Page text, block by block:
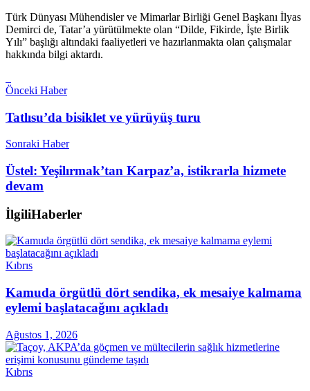
Türk Dünyası Mühendisler ve Mimarlar Birliği Genel Başkanı İlyas
Demirci de, Tatar’a yürütülmekte olan “Dilde, Fikirde, İşte Birlik
Yılı” başlığı altındaki faaliyetleri ve hazırlanmakta olan çalışmalar
hakkında bilgi aktardı.
Önceki Haber
Tatlısu’da bisiklet ve yürüyüş turu
Sonraki Haber
Üstel: Yeşilırmak’tan Karpaz’a, istikrarla hizmete
devam
İlgiliHaberler
Kıbrıs
Kamuda örgütlü dört sendika, ek mesaiye kalmama
eylemi başlatacağını açıkladı
Ağustos 1, 2026
Kıbrıs